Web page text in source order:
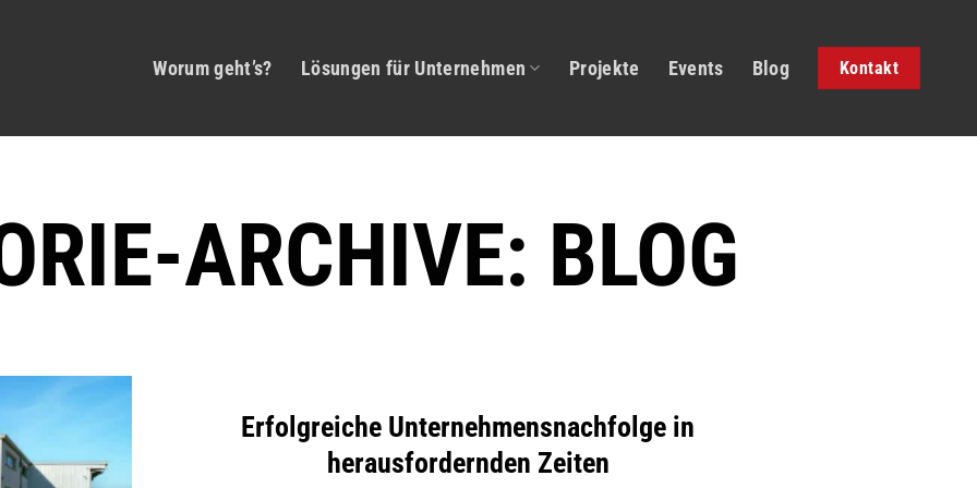
Worum geht’s? Lösungen für Unternehmen Projekte Events Blog Kontakt
ARCHIVE: BLOG
Erfolgreiche Unternehmensnachfolge in
herausfordernden Zeiten